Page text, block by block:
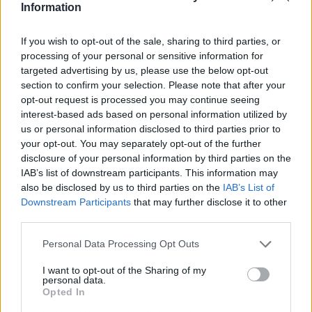
Information
If you wish to opt-out of the sale, sharing to third parties, or
processing of your personal or sensitive information for
targeted advertising by us, please use the below opt-out
section to confirm your selection. Please note that after your
opt-out request is processed you may continue seeing
interest-based ads based on personal information utilized by
us or personal information disclosed to third parties prior to
your opt-out. You may separately opt-out of the further
disclosure of your personal information by third parties on the
IAB’s list of downstream participants. This information may
also be disclosed by us to third parties on the IAB’s List of
Downstream Participants that may further disclose it to other
Personal Data Processing Opt Outs
I want to opt-out of the Sharing of my
personal data.
Opted In
qualità?
Se invece ha un sapore metallico, rancido o
strano , allora potrebbe essere vecchio o mal
conservato. L’olio extravergine va trattato con
cura: va tenuto lontano dalla luce e dal calore,
altrimente perde le sue proprietà, e di
conseguenza il suo sapore. Se vuoi assicurarti
di comprare un olio buono e salutare, ecco
alcuni trucchi che devi conoscere:
Annusa il profumo: deve avere un aroma
fresco, che ricorda erba tagliata,
pomodoro o mandorle.
equilibrato, un po’ amaro, un po’ piccante,
con una piacevole rotondità in bocca.